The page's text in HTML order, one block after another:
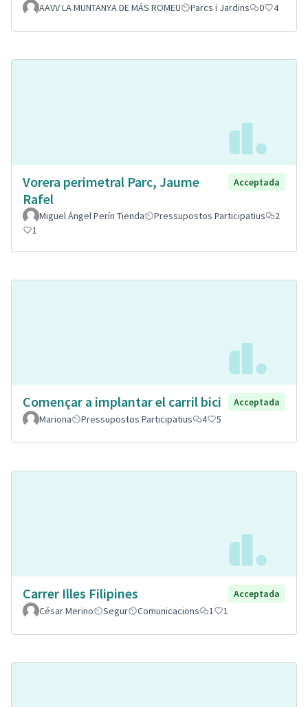
AAVV LA MUNTANYA DE MÁS ROMEU
Parcs i Jardins 0 4
Vorera perimetral Parc, Jaume
Rafel
Acceptada
Miguel Ángel Perín Tienda Pressupostos Participatius
2
1
Començar a implantar el carril bici
Acceptada
Mariona
Pressupostos Participatius 4 5
Carrer Illes Filipines
Acceptada
César Merino
Segur Comunicacions 1 1